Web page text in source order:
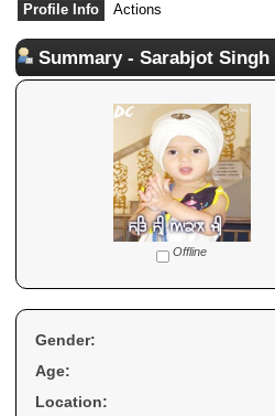
Profile Info Actions
Summary - Sarabjot Singh
Offline
Gender:
Age:
Location: